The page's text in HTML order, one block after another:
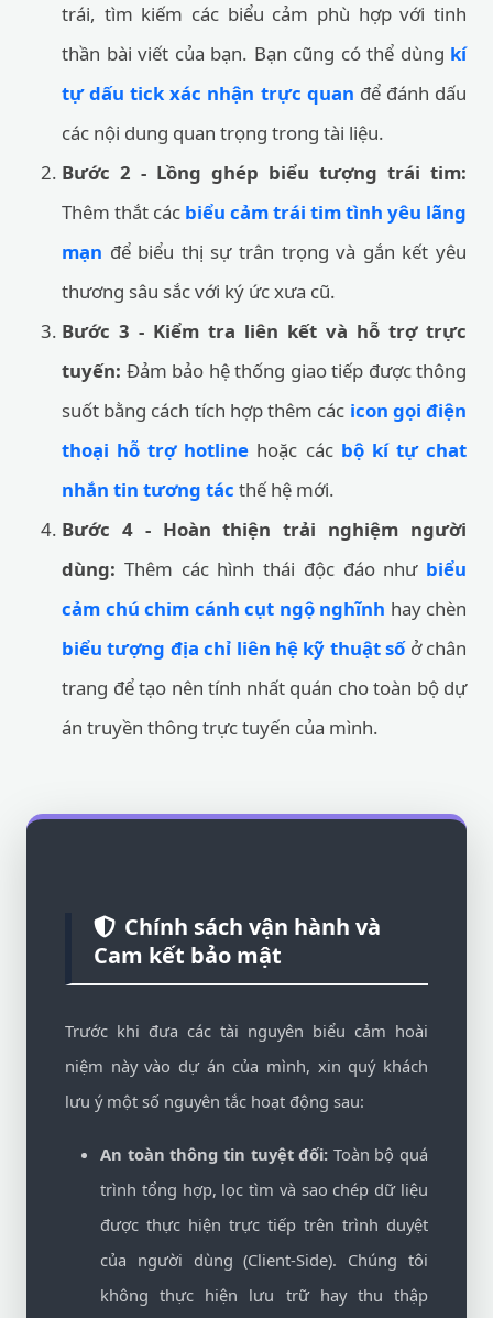
trái, tìm kiếm các biểu cảm phù hợp với tinh
thần bài viết của bạn. Bạn cũng có thể dùng kí
tự dấu tick xác nhận trực quan để đánh dấu
các nội dung quan trọng trong tài liệu.
Bước 2 - Lồng ghép biểu tượng trái tim:
Thêm thắt các biểu cảm trái tim tình yêu lãng
mạn để biểu thị sự trân trọng và gắn kết yêu
thương sâu sắc với ký ức xưa cũ.
Bước 3 - Kiểm tra liên kết và hỗ trợ trực
tuyến: Đảm bảo hệ thống giao tiếp được thông
suốt bằng cách tích hợp thêm các icon gọi điện
thoại hỗ trợ hotline hoặc các bộ kí tự chat
nhắn tin tương tác thế hệ mới.
Bước 4 - Hoàn thiện trải nghiệm người
dùng: Thêm các hình thái độc đáo như biểu
cảm chú chim cánh cụt ngộ nghĩnh hay chèn
biểu tượng địa chỉ liên hệ kỹ thuật sốở chân
trang để tạo nên tính nhất quán cho toàn bộ dự
án truyền thông trực tuyến của mình.
Chính sách vận hành và
Cam kết bảo mật
Trước khi đưa các tài nguyên biểu cảm hoài
niệm này vào dự án của mình, xin quý khách
lưu ý một số nguyên tắc hoạt động sau:
An toàn thông tin tuyệt đối: Toàn bộ quá
trình tổng hợp, lọc tìm và sao chép dữ liệu
được thực hiện trực tiếp trên trình duyệt
của người dùng (Client-Side). Chúng tôi
không thực hiện lưu trữ hay thu thập